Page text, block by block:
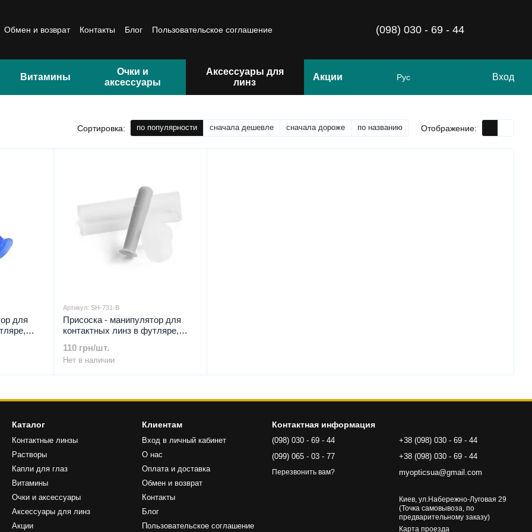
Обмен и возврат Контакты Блог
Пользовательское соглашение
(098) 030 - 69 - 44
Витамины
Очки и
аксессуары
Аксессуары для
линз
Акции Рус Вход
Сортировка: по популярности сначала дешевле сначала дороже по названию Отображение:
для
Артикул: SH-731-B
Присоска - манипулятор для
контактных линз в футляре,
Присоска зеленая для линз
110 грн/шт.
Нет в наличии
Каталог
Контактные линзы
Растворы
Капли для глаз
Витамины
Очки и аксессуары
Аксессуары для линз
Акции
Клиентам
Вход в личный кабинет
О нас
Оплата и доставка
Обмен и возврат
Контакты
Блог
Пользовательское соглашение
Контактная информация
(098) 030 - 69 - 44
(099) 065 - 03 - 77
Перезвонить вам?
+38 (098) 030 - 69 - 44
+38 (098) 030 - 69 - 44
myopticsua@gmail.com
Киев, ул.Набережно-Луговая 29
(Точка самовывоза, по
предварительному заказу)
Карта проезда